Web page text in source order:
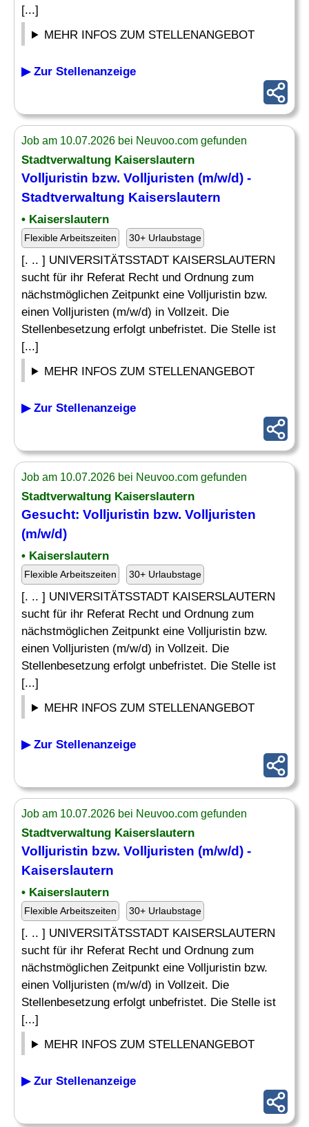
[...]
MEHR INFOS ZUM STELLENANGEBOT
▶ Zur Stellenanzeige
Job am 10.07.2026 bei Neuvoo.com gefunden
Stadtverwaltung Kaiserslautern
Volljuristin bzw. Volljuristen (m/w/d) -
Stadtverwaltung Kaiserslautern
• Kaiserslautern
Flexible Arbeitszeiten 30+ Urlaubstage
[. .. ] UNIVERSITÄTSSTADT KAISERSLAUTERN
sucht für ihr Referat Recht und Ordnung zum
nächstmöglichen Zeitpunkt eine Volljuristin bzw.
einen Volljuristen (m/w/d) in Vollzeit. Die
Stellenbesetzung erfolgt unbefristet. Die Stelle ist
[...]
MEHR INFOS ZUM STELLENANGEBOT
▶ Zur Stellenanzeige
Job am 10.07.2026 bei Neuvoo.com gefunden
Stadtverwaltung Kaiserslautern
Gesucht: Volljuristin bzw. Volljuristen
(m/w/d)
• Kaiserslautern
Flexible Arbeitszeiten 30+ Urlaubstage
[. .. ] UNIVERSITÄTSSTADT KAISERSLAUTERN
sucht für ihr Referat Recht und Ordnung zum
nächstmöglichen Zeitpunkt eine Volljuristin bzw.
einen Volljuristen (m/w/d) in Vollzeit. Die
Stellenbesetzung erfolgt unbefristet. Die Stelle ist
[...]
MEHR INFOS ZUM STELLENANGEBOT
▶ Zur Stellenanzeige
Job am 10.07.2026 bei Neuvoo.com gefunden
Stadtverwaltung Kaiserslautern
Volljuristin bzw. Volljuristen (m/w/d) -
Kaiserslautern
• Kaiserslautern
Flexible Arbeitszeiten 30+ Urlaubstage
[. .. ] UNIVERSITÄTSSTADT KAISERSLAUTERN
sucht für ihr Referat Recht und Ordnung zum
nächstmöglichen Zeitpunkt eine Volljuristin bzw.
einen Volljuristen (m/w/d) in Vollzeit. Die
Stellenbesetzung erfolgt unbefristet. Die Stelle ist
[...]
MEHR INFOS ZUM STELLENANGEBOT
▶ Zur Stellenanzeige